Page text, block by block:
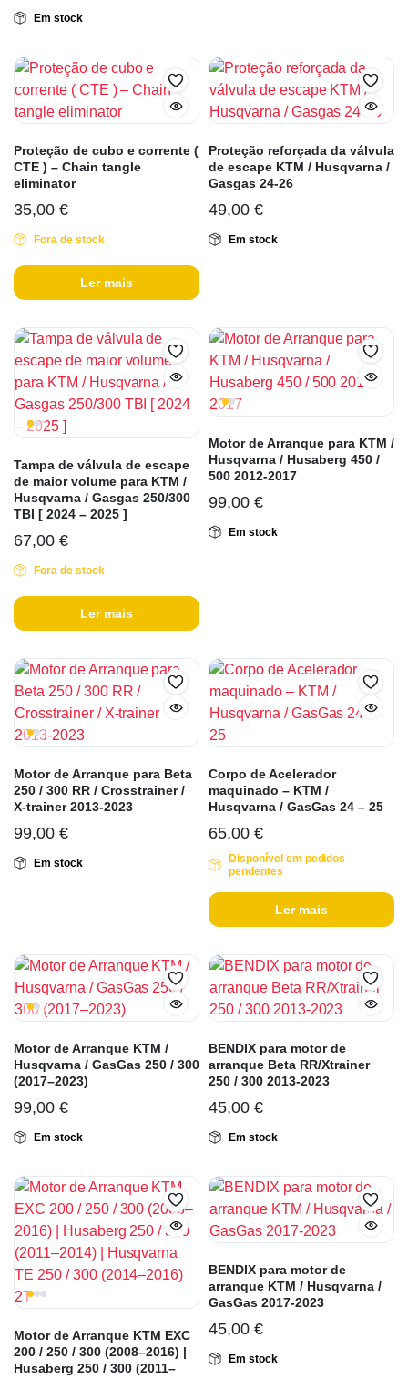
Em stock
Proteção de cubo e corrente (
CTE ) – Chain tangle
eliminator
35,00 €
Fora de stock
Ler mais
Proteção reforçada da válvula
de escape KTM / Husqvarna /
Gasgas 24-26
49,00 €
Em stock
Tampa de válvula de escape
de maior volume para KTM /
Husqvarna / Gasgas 250/300
TBI [ 2024 – 2025 ]
67,00 €
Fora de stock
Ler mais
Motor de Arranque para KTM /
Husqvarna / Husaberg 450 /
500 2012-2017
99,00 €
Em stock
Motor de Arranque para Beta
250 / 300 RR / Crosstrainer /
X-trainer 2013-2023
99,00 €
Em stock
Corpo de Acelerador
maquinado – KTM /
Husqvarna / GasGas 24 – 25
65,00 €
Disponível em pedidos
pendentes
Ler mais
Motor de Arranque KTM /
Husqvarna / GasGas 250 / 300
(2017–2023)
99,00 €
Em stock
BENDIX para motor de
arranque Beta RR/Xtrainer
250 / 300 2013-2023
45,00 €
Em stock
Motor de Arranque KTM EXC
200 / 250 / 300 (2008–2016) |
Husaberg 250 / 300 (2011–
BENDIX para motor de
arranque KTM / Husqvarna /
GasGas 2017-2023
45,00 €
Em stock